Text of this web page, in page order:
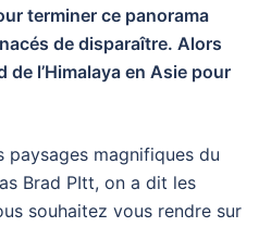
terminer ce panorama
de disparaître. Alors
l’Himalaya en Asie pour
paysages magnifiques du
Brad PItt, on a dit les
souhaitez vous rendre sur